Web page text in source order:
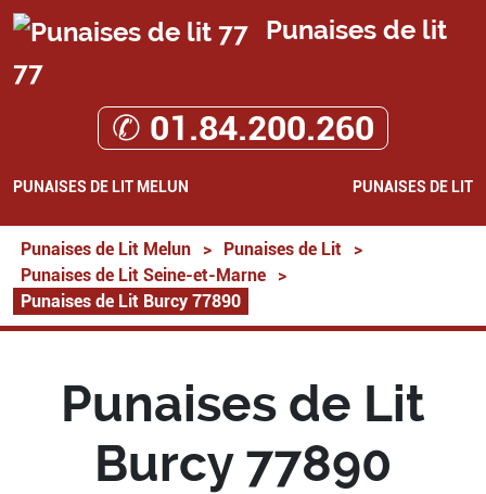
Punaises de lit
77
✆ 01.84.200.260
PUNAISES DE LIT MELUN PUNAISES DE LIT
Punaises de Lit Melun > Punaises de Lit
>
Punaises de Lit Seine-et-Marne
>
Punaises de Lit Burcy 77890
Punaises de Lit
Burcy 77890